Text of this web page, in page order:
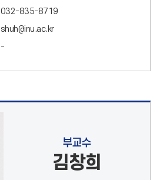
032-835-8719
shuh@inu.ac.kr
-
부교수
김창희